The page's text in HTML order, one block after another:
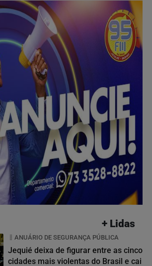
+ Lidas
ANUÁRIO DE SEGURANÇA PÚBLICA
Jequié deixa de figurar entre as cinco
cidades mais violentas do Brasil e cai